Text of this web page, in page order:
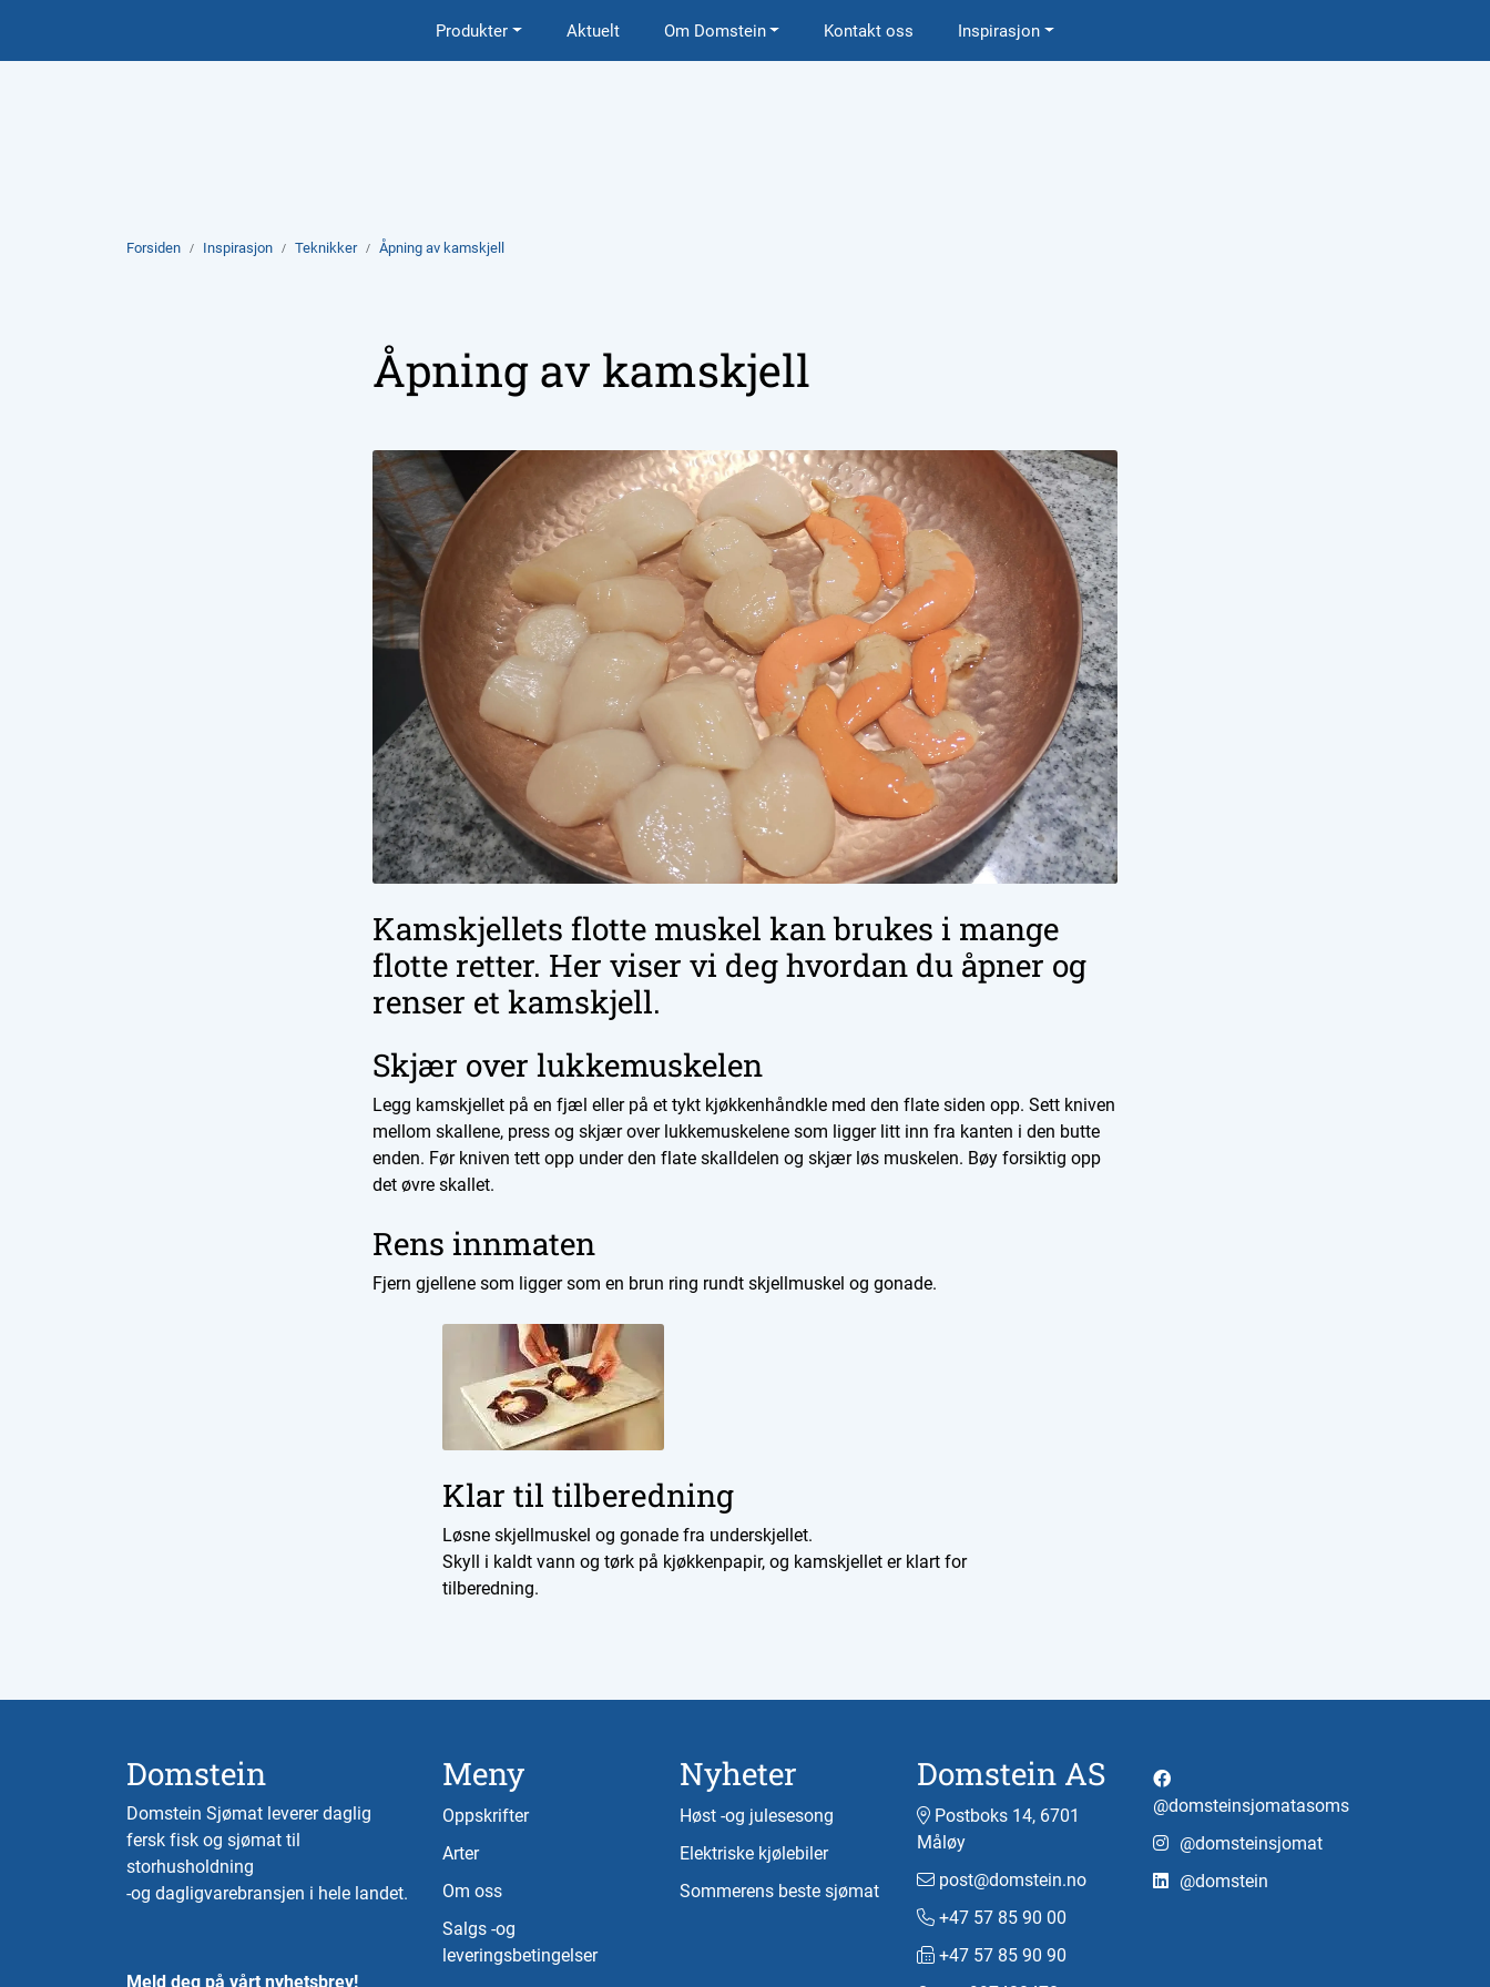
Produkter Aktuelt Om Domstein Kontakt oss Inspirasjon
Forsiden Inspirasjon Teknikker Åpning av kamskjell
Åpning av kamskjell
Kamskjellets flotte muskel kan brukes i mange
flotte retter. Her viser vi deg hvordan du åpner og
renser et kamskjell.
Skjær over lukkemuskelen
Legg kamskjellet på en fjæl eller på et tykt kjøkkenhåndkle med den flate siden opp. Sett kniven
mellom skallene, press og skjær over lukkemuskelene som ligger litt inn fra kanten i den butte
enden. Før kniven tett opp under den flate skalldelen og skjær løs muskelen. Bøy forsiktig opp
det øvre skallet.
Rens innmaten
Fjern gjellene som ligger som en brun ring rundt skjellmuskel og gonade.
Klar til tilberedning
Løsne skjellmuskel og gonade fra underskjellet.
Skyll i kaldt vann og tørk på kjøkkenpapir, og kamskjellet er klart for
tilberedning.
Domstein
Domstein Sjømat leverer daglig
fersk fisk og sjømat til
storhusholdning
-og dagligvarebransjen i hele landet.
Meld deg på vårt nyhetsbrev!
Meny
Oppskrifter
Arter
Om oss
Salgs -og
leveringsbetingelser
Nyheter
Høst -og julesesong
Elektriske kjølebiler
Sommerens beste sjømat
Domstein AS
Postboks 14, 6701
Måløy
post@domstein.no
+47 57 85 90 00
+47 57 85 90 90
@domsteinsjomatasoms
@domsteinsjomat
@domstein